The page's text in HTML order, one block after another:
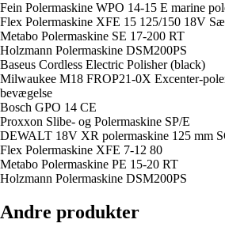
Fein Polermaskine WPO 14-15 E marine
Flex Polermaskine XFE 15 125/150 18V
Metabo Polermaskine SE 17-200 RT
Holzmann Polermaskine DSM200PS
Baseus Cordless Electric Polisher (black)
Milwaukee M18 FROP21-0X Excenter-
bevægelse
Bosch GPO 14 CE
Proxxon Slibe- og Polermaskine SP/E
DEWALT 18V XR polermaskine 125 mm
Flex Polermaskine XFE 7-12 80
Metabo Polermaskine PE 15-20 RT
Holzmann Polermaskine DSM200PS
Andre produkter